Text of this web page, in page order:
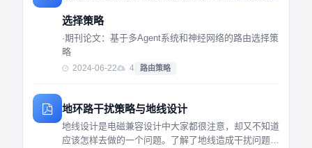
选择策略
·期刊论文：基于多Agent系统和神经网络的路由选择策
略
2024-06-22 4 路由策略
地环路干扰策略与地线设计
地线设计是电磁兼容设计中大家都很注意，却又不知道
应该怎样去做的一个问题。了解了地线造成干扰问题的